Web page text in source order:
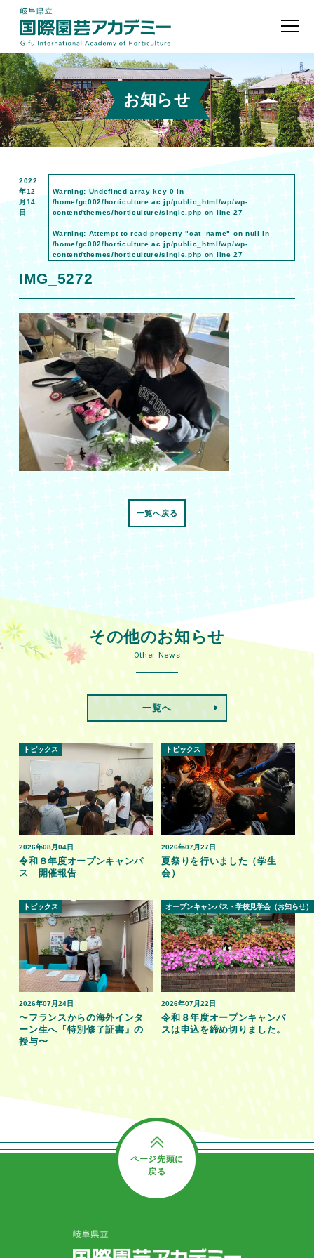
お知らせ
2022
年12
月14
日
Warning: Undefined array key 0 in
/home/gc002/horticulture.ac.jp/public_html/wp/wp-
content/themes/horticulture/single.php on line27
Warning: Attempt to read property "cat_name" on null in
/home/gc002/horticulture.ac.jp/public_html/wp/wp-
content/themes/horticulture/single.php on line27
IMG_5272
一覧へ戻る
その他のお知らせ
Other News
一覧へ
2026年08月04日
トピックス
令和８年度オープンキャンパ
ス 開催報告
2026年07月27日
トピックス
夏祭りを行いました（学生
会）
2026年07月24日
トピックス
〜フランスからの海外インタ
ーン生へ『特別修了証書』の
授与〜
2026年07月22日
オープンキャンパス・学校見学会（お知らせ）
令和８年度オープンキャンパ
スは申込を締め切りました。
ページ先頭に
戻る